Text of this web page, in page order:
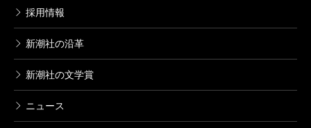
採用情報
新潮社の沿革
新潮社の文学賞
ニュース